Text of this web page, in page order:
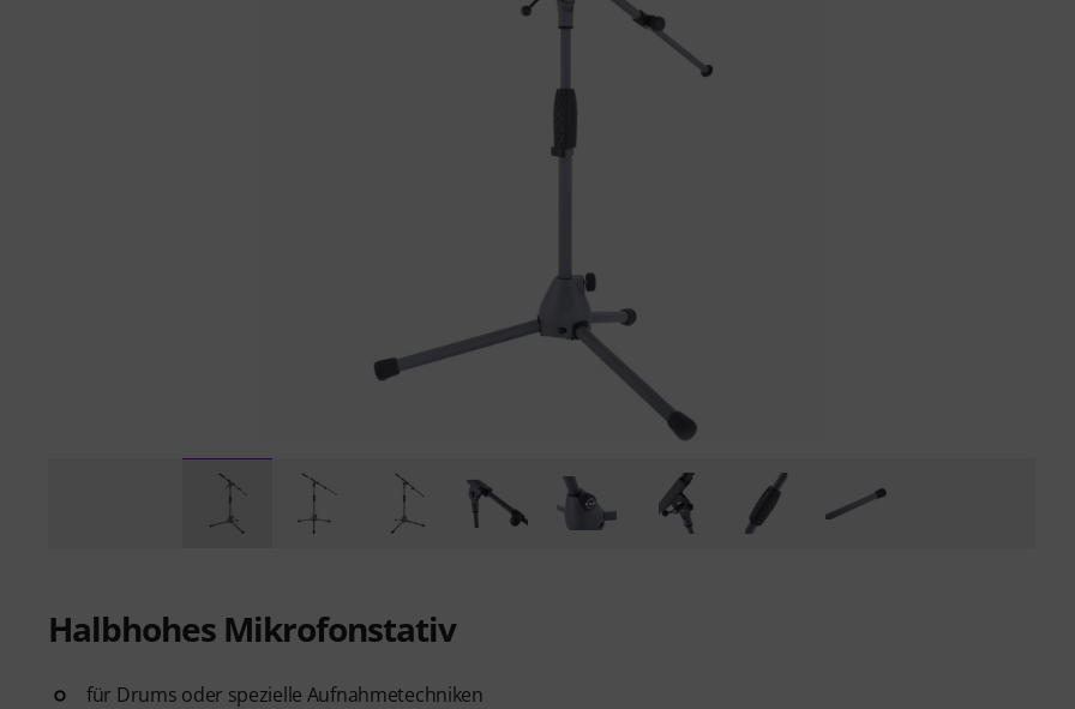
Halbhohes Mikrofonstativ
für Drums oder spezielle Aufnahmetechniken